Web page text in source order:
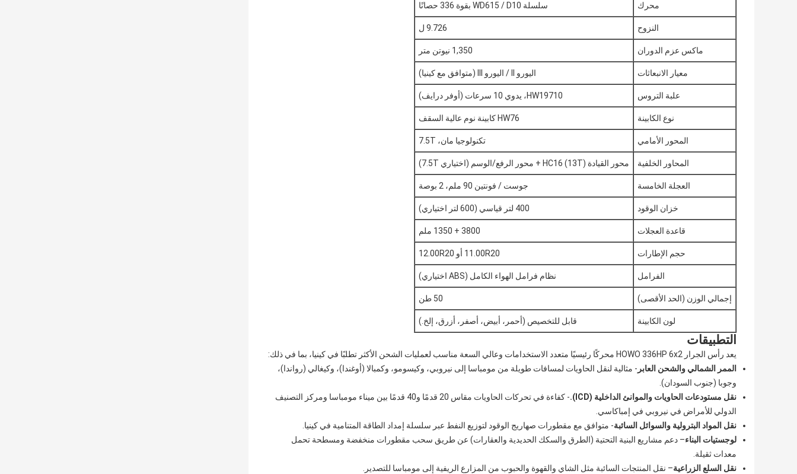
محرك سلسلة WD615 / D10 بقوة 336 حصانًا
النزوح 9.726 ل
ماكس عزم الدوران 1,350 نيوتن متر
معيار الانبعاثات اليورو II / اليورو III (متوافق مع كينيا)
علبة التروس HW19710، يدوي 10 سرعات (أوفر درايف)
نوع الكابينة HW76 كابينة نوم عالية السقف
المحور الأمامي تكنولوجيا مان، 7.5T
المحاور الخلفية محور القيادة HC16 (13T) + محور الرفع/الوسم (اختياري 7.5T)
العجلة الخامسة جوست / فونتين 90 ملم، 2 بوصة
خزان الوقود 400 لتر قياسي (600 لتر اختياري)
قاعدة العجلات 3800 + 1350 ملم
حجم الإطارات 11.00R20 أو 12.00R20
الفرامل نظام فرامل الهواء الكامل (ABS اختياري)
إجمالي الوزن (الحد الأقصى) 50 طن
لون الكابينة قابل للتخصيص (أحمر، أبيض، أصفر، أزرق، إلخ.)
التطبيقات
يعد رأس الجرار HOWO 336HP 6x2 محركًا رئيسيًا متعدد الاستخدامات وعالي السعة مناسب لعمليات الشحن الأكثر تطلبًا في كينيا، بما في ذلك:
الممر الشمالي والشحن العابر - مثالية لنقل الحاويات لمسافات طويلة من مومباسا إلى نيروبي، وكيسومو، وكمبالا (أوغندا)، وكيغالي (رواندا)،
وجوبا (جنوب السودان).
نقل مستودعات الحاويات والموانئ الداخلية (ICD).
- كفاءة في تحركات الحاويات مقاس 20 قدمًا و40 قدمًا بين ميناء مومباسا ومركز التصنيف
الدولي للأمراض في نيروبي في إمباكاسي.
نقل المواد البترولية والسوائل السائبة- متوافق مع مقطورات صهاريج الوقود لتوزيع النفط عبر سلسلة إمداد الطاقة المتنامية في كينيا.
لوجستيات البناء– دعم مشاريع البنية التحتية (الطرق والسكك الحديدية والعقارات) عن طريق سحب مقطورات منخفضة ومسطحة تحمل
معدات ثقيلة.
نقل السلع الزراعية– نقل المنتجات السائبة مثل الشاي والقهوة والحبوب من المزارع الريفية إلى مومباسا للتصدير.